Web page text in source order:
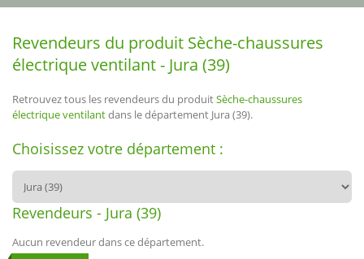
Revendeurs du produit Sèche-chaussures
électrique ventilant - Jura (39)
Retrouvez tous les revendeurs du produitSèche-chaussures
électrique ventilantdans le département Jura (39).
Choisissez votre département :
Revendeurs - Jura (39)
Aucun revendeur dans ce département.